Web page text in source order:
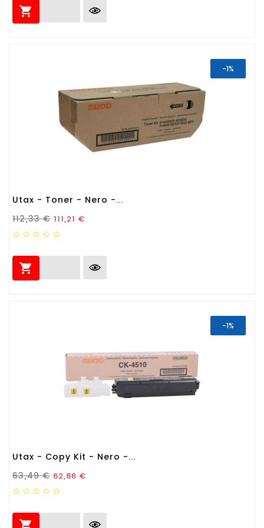

-1%
Utax - Toner - Nero -...
Prezzo Standard
112,33 € Prezzo
111,21 €

-1%
Utax - Copy Kit - Nero -...
Prezzo Standard
63,49 € Prezzo
62,86 €
